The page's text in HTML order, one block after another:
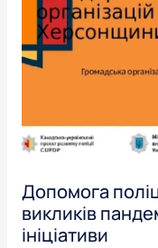
Допомога
викликів
ініціативи